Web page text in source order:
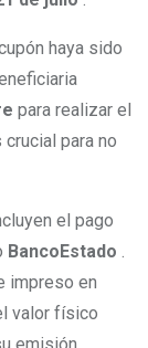
haya sido
para realizar el
para no
el pago
BancoEstado
impreso en
valor físico